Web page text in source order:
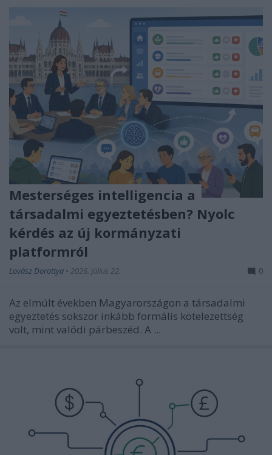
Mesterséges intelligencia a
társadalmi egyeztetésben? Nyolc
kérdés az új kormányzati
platformról
Lovász Dorottya • 2026. július 22. 0
Az elmúlt években Magyarországon a társadalmi
egyeztetés sokszor inkább formális kötelezettség
volt, mint valódi párbeszéd. A ...